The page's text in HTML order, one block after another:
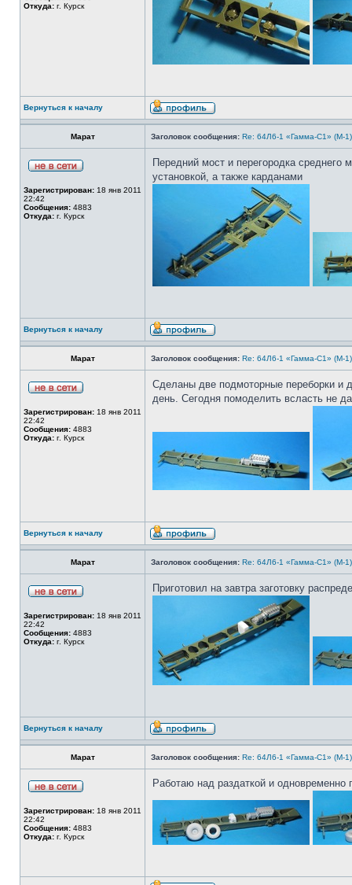
Откуда: г. Курск
Вернуться к началу
Марат Заголовок сообщения: Re: 64Л6-1 «Гамма-С1» (М-
Зарегистрирован: 18 янв 2011
22:42
Сообщения: 4883
Откуда: г. Курск
Передний мост и перегородка среднего
установкой, а также карданами
Вернуться к началу
Марат Заголовок сообщения: Re: 64Л6-1 «Гамма-С1» (М-
Зарегистрирован: 18 янв 2011
22:42
Сообщения: 4883
Откуда: г. Курск
Сделаны две подмоторные переборки и
день. Сегодня помоделить всласть не
Вернуться к началу
Марат Заголовок сообщения: Re: 64Л6-1 «Гамма-С1» (М-
Зарегистрирован: 18 янв 2011
22:42
Сообщения: 4883
Откуда: г. Курск
Приготовил на завтра заготовку
Вернуться к началу
Марат Заголовок сообщения: Re: 64Л6-1 «Гамма-С1» (М-
Зарегистрирован: 18 янв 2011
22:42
Сообщения: 4883
Откуда: г. Курск
Работаю над раздаткой и